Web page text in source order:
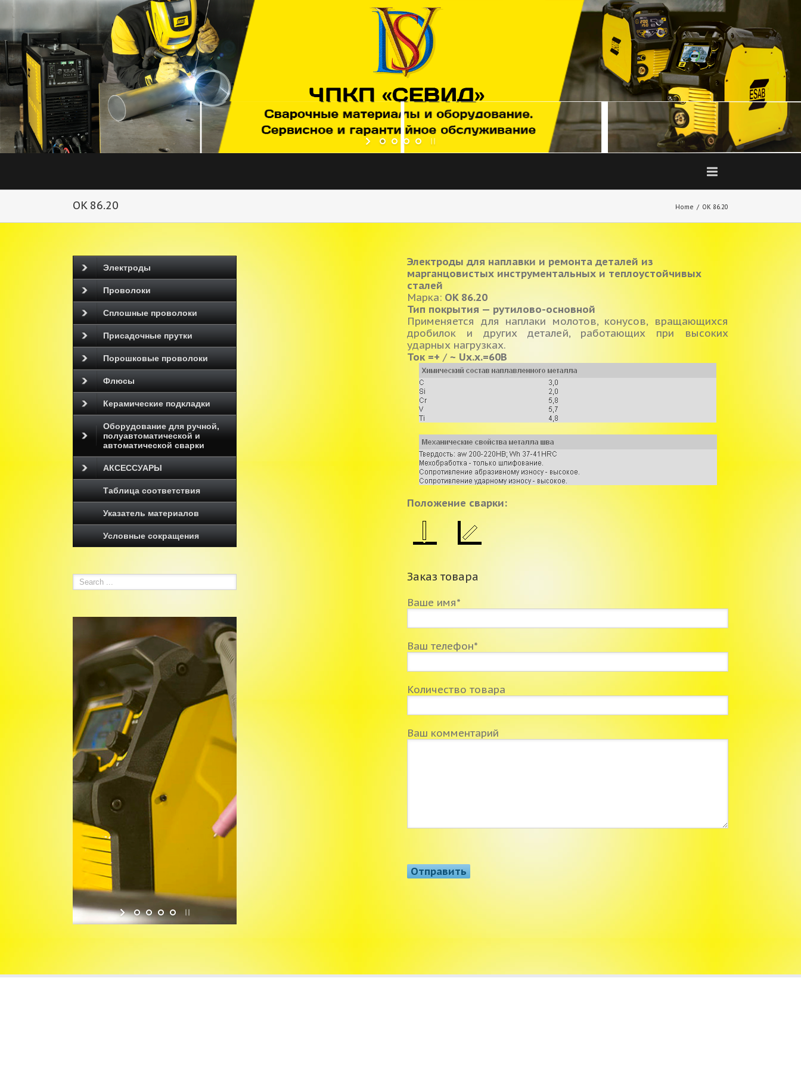
OK 86.20 Home OK 86.20
Электроды для наплавки и ремонта деталей из
марганцовистых инструментальных и теплоустойчивых
сталей
Марка: OK 86.20
Тип покрытия — рутилово-основной
Применяется для наплаки молотов, конусов, вращающихся
дробилок и других деталей, работающих при высоких
ударных нагрузках.
Ток =+ / ~ Ux.x.=60B
Положение сварки:
Заказ товара
Ваше имя*
Ваш телефон*
Количество товара
Ваш комментарий
Электроды
Проволоки
Сплошные проволоки
Присадочные прутки
Порошковые проволоки
Флюсы
Керамические подкладки
Оборудование для ручной,
полуавтоматической и
автоматической сварки
АКСЕССУАРЫ
Таблица соответствия
Указатель материалов
Условные сокращения